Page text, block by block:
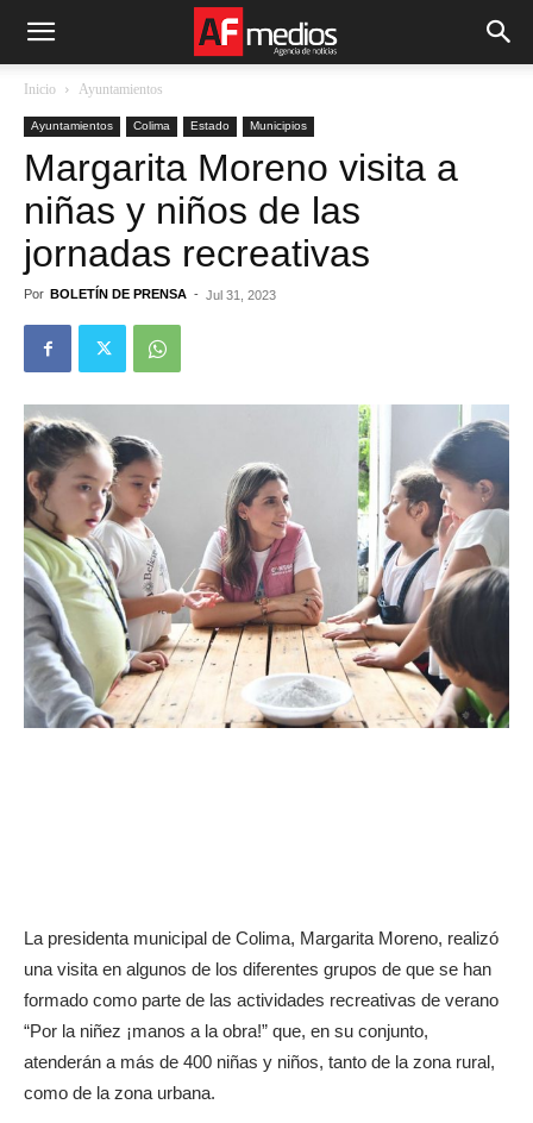
Inicio Ayuntamientos
Ayuntamientos Colima Estado Municipios
Margarita Moreno visita a
niñas y niños de las
jornadas recreativas
Por BOLETÍN DE PRENSA - Jul 31, 2023
La presidenta municipal de Colima, Margarita Moreno, realizó
una visita en algunos de los diferentes grupos de que se han
formado como parte de las actividades recreativas de verano
“Por la niñez ¡manos a la obra!” que, en su conjunto,
atenderán a más de 400 niñas y niños, tanto de la zona rural,
como de la zona urbana.